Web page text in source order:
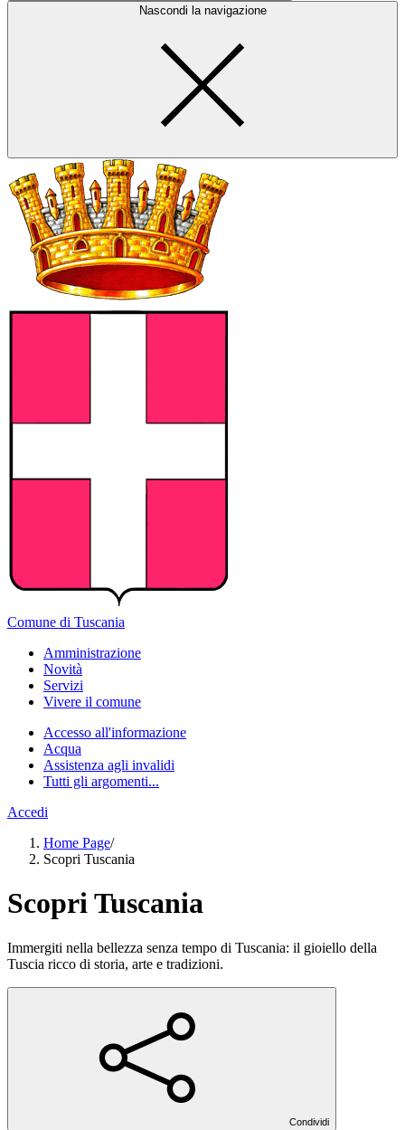
Nascondi la navigazione
Comune di Tuscania
Amministrazione
Novità
Servizi
Vivere il comune
Accesso all'informazione
Acqua
Assistenza agli invalidi
Tutti gli argomenti...
Accedi
Home Page/
Scopri Tuscania
Scopri Tuscania
Immergiti nella bellezza senza tempo di Tuscania: il gioiello della
Tuscia ricco di storia, arte e tradizioni.
Condividi